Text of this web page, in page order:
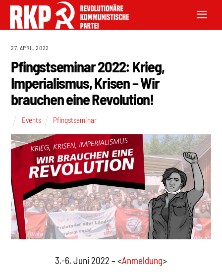
27. APRIL 2022
Pfingstseminar 2022: Krieg,
Imperialismus, Krisen – Wir
brauchen eine Revolution!
Events Pfingstseminar
3.-6. Juni 2022 – <Anmeldung>